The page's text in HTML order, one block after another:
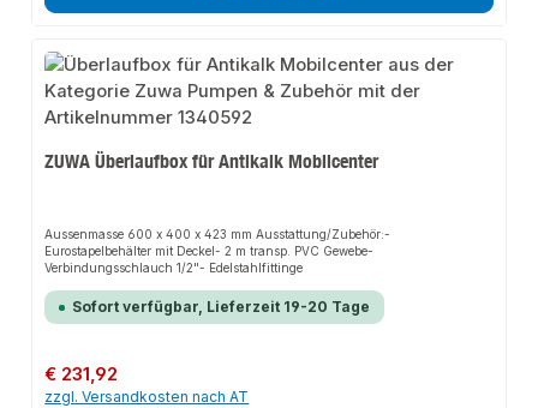
ZUWA Überlaufbox für Antikalk Mobilcenter
Aussenmasse 600 x 400 x 423 mm Ausstattung/Zubehör:-
Eurostapelbehälter mit Deckel- 2 m transp. PVC Gewebe-
Verbindungsschlauch 1/2"- Edelstahlfittinge
Sofort verfügbar, Lieferzeit 19-20 Tage
Regulärer Preis:
€ 231,92
zzgl. Versandkosten nach AT